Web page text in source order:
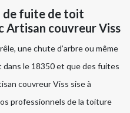
de fuite de toit
Artisan couvreur Viss
une chute d’arbre ou même
le 18350 et que des fuites
couvreur Viss sise à
professionnels de la toiture